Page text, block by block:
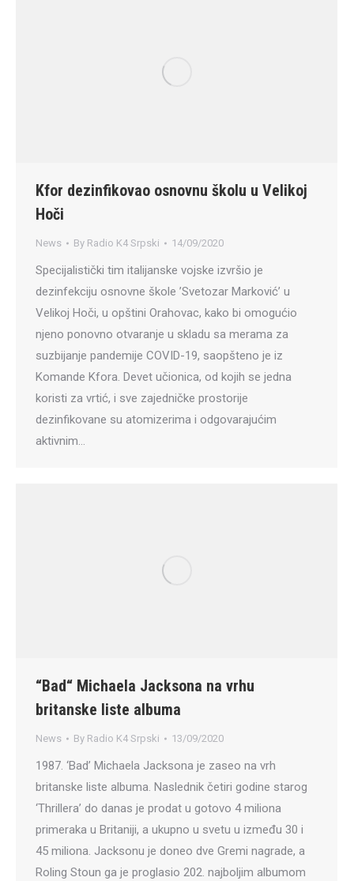
Kfor dezinfikovao osnovnu školu u Velikoj
Hoči
News By Radio K4 Srpski 14/09/2020
Specijalistički tim italijanske vojske izvršio je
dezinfekciju osnovne škole ’Svetozar Marković’ u
Velikoj Hoči, u opštini Orahovac, kako bi omogućio
njeno ponovno otvaranje u skladu sa merama za
suzbijanje pandemije COVID-19, saopšteno je iz
Komande Kfora. Devet učionica, od kojih se jedna
koristi za vrtić, i sve zajedničke prostorije
dezinfikovane su atomizerima i odgovarajućim
aktivnim…
“Bad“ Michaela Jacksona na vrhu
britanske liste albuma
News By Radio K4 Srpski 13/09/2020
1987. ‘Bad’ Michaela Jacksona je zaseo na vrh
britanske liste albuma. Naslednik četiri godine starog
‘Thrillera’ do danas je prodat u gotovo 4 miliona
primeraka u Britaniji, a ukupno u svetu u između 30 i
45 miliona. Jacksonu je doneo dve Gremi nagrade, a
Roling Stoun ga je proglasio 202. najboljim albumom